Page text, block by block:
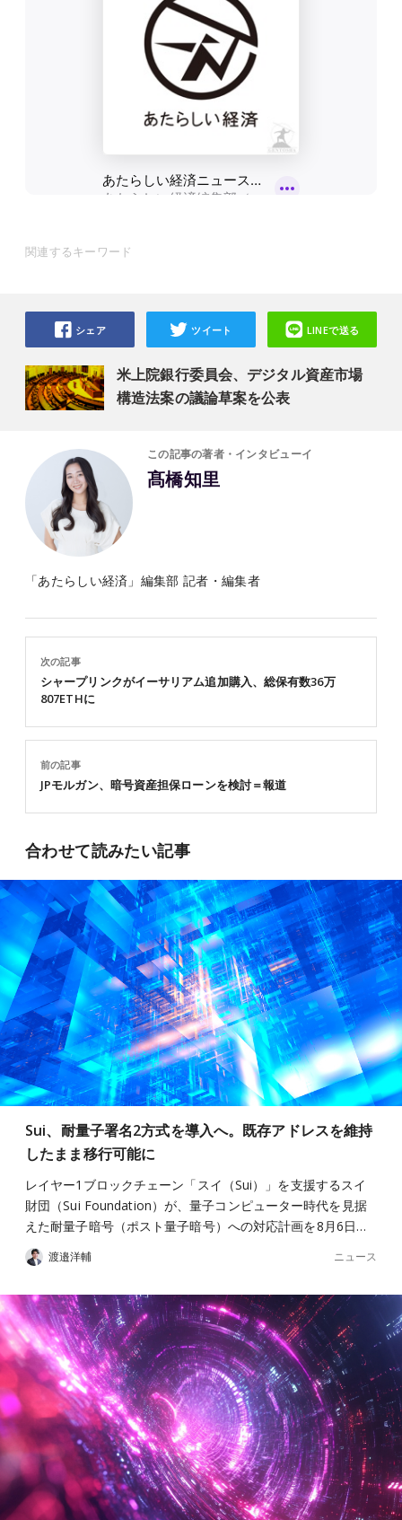
関連するキーワード
米上院銀行委員会、デジタル資産市場
構造法案の議論草案を公表
シェア ツイート LINEで送る
この記事の著者・インタビューイ
髙橋知里
「あたらしい経済」編集部 記者・編集者
前の記事
JPモルガン、暗号資産担保ローンを検討＝報道
次の記事
シャープリンクがイーサリアム追加購入、総保有数36万
807ETHに
合わせて読みたい記事
Sui、耐量子署名2方式を導入へ。既存アドレスを維持
したまま移行可能に
レイヤー1ブロックチェーン「スイ（Sui）」を支援するスイ
財団（Sui Foundation）が、量子コンピューター時代を見据
えた耐量子暗号（ポスト量子暗号）への対応計画を8月6日…
渡邉洋輔 ニュース